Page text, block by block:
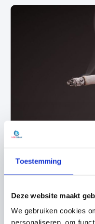
Toestemming
Deze website maakt
We gebruiken cookies
personaliseren, om
wij het aan
Veiligheid heeft bij een